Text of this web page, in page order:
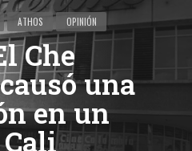
ATHOS OPINIÓN
Che
una
en un